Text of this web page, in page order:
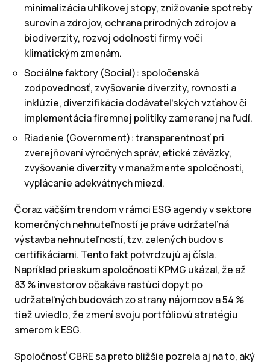
minimalizácia uhlíkovej stopy, znižovanie spotreby
surovín a zdrojov, ochrana prírodných zdrojov a
biodiverzity, rozvoj odolnosti firmy voči
klimatickým zmenám.
Sociálne faktory (Social): spoločenská
zodpovednosť, zvyšovanie diverzity, rovnosti a
inklúzie, diverzifikácia dodávateľských vzťahov či
implementácia firemnej politiky zameranej na ľudí.
Riadenie (Government): transparentnosť pri
zverejňovaní výročných správ, etické záväzky,
zvyšovanie diverzity v manažmente spoločnosti,
vyplácanie adekvátnych miezd.
Čoraz väčším trendom v rámci ESG agendy v sektore
komerčných nehnuteľností je práve udržateľná
výstavba nehnuteľností, tzv. zelených budov s
certifikáciami. Tento fakt potvrdzujú aj čísla.
Napríklad prieskum spoločnosti KPMG ukázal, že až
83 % investorov očakáva rastúci dopyt po
udržateľných budovách zo strany nájomcov a 54 %
tiež uviedlo, že zmení svoju portfóliovú stratégiu
smerom k ESG.
Spoločnosť CBRE sa preto bližšie pozrela aj na to, aký